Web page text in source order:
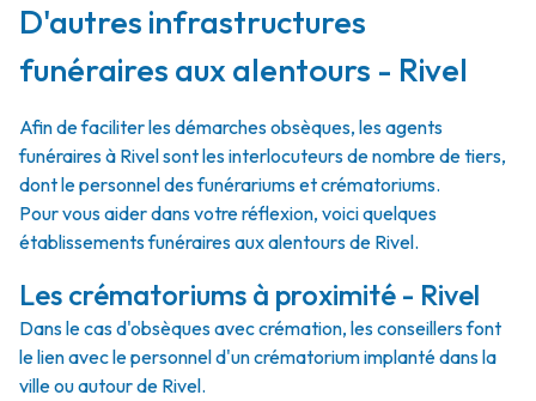
D'autres infrastructures
funéraires aux alentours - Rivel
Afin de faciliter les démarches obsèques, les agents
funéraires à Rivel sont les interlocuteurs de nombre de tiers,
dont le personnel des funérariums et crématoriums.
Pour vous aider dans votre réflexion, voici quelques
établissements funéraires aux alentours de Rivel.
Les crématoriums à proximité - Rivel
Dans le cas d'obsèques avec crémation, les conseillers font
le lien avec le personnel d'un crématorium implanté dans la
ville ou autour de Rivel.